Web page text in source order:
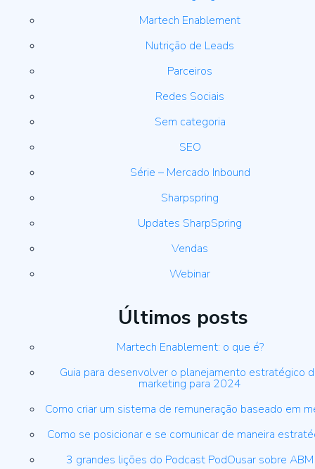
Martech Enablement
Nutrição de Leads
Parceiros
Redes Sociais
Sem categoria
SEO
Série – Mercado Inbound
Sharpspring
Updates SharpSpring
Vendas
Webinar
Últimos posts
Martech Enablement: o que é?
Guia para desenvolver o planejamento estratégico
marketing para 2024
Como criar um sistema de remuneração baseado em
Como se posicionar e se comunicar de maneira
3 grandes lições do Podcast PodOusar sobre ABM